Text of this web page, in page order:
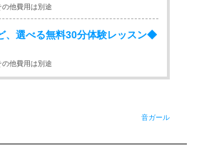
他費用は別途
、選べる無料30分体験レッスン◆
他費用は別途
音ガール